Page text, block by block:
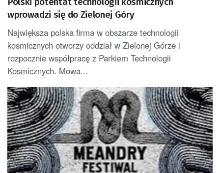
wprowadzi się do Zielonej Góry
Największa polska firma w obszarze technologii
kosmicznych otworzy oddział w Zielonej Górze i
rozpocznie współpracę z Parkiem Technologii
Kosmicznych. Mowa...